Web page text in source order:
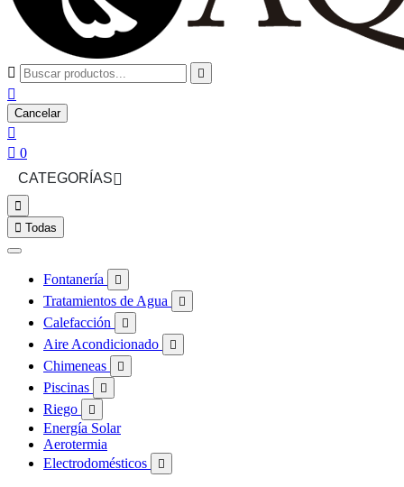
 

Cancelar

 0
CATEGORÍAS

 Todas
Fontanería 
Tratamientos de Agua 
Calefacción 
Aire Acondicionado 
Chimeneas 
Piscinas 
Riego 
Energía Solar
Aerotermia
Electrodomésticos
